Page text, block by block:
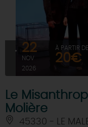
22
NOV
2026
À PARTIR DE
20€
Le
Molière
45330 - LE